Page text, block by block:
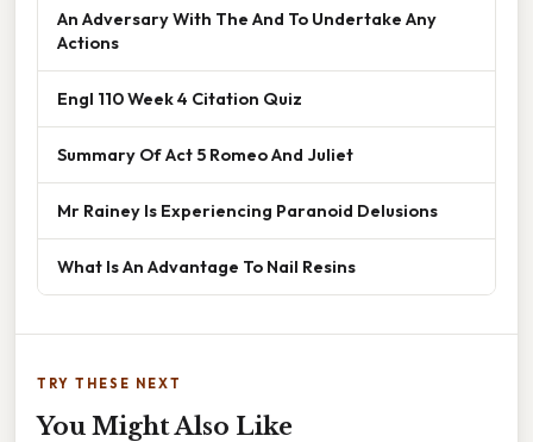
An Adversary With The And To Undertake Any
Actions
Engl 110 Week 4 Citation Quiz
Summary Of Act 5 Romeo And Juliet
Mr Rainey Is Experiencing Paranoid Delusions
What Is An Advantage To Nail Resins
TRY THESE NEXT
You Might Also Like